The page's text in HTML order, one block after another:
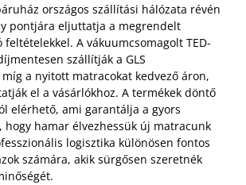
országos szállítási hálózata révén
pontjára eljuttatja a megrendelt
A vákuumcsomagolt TED-
szállítják a GLS
a nyitott matracokat kedvező áron,
el a vásárlókhoz. A termékek döntő
elérhető, ami garantálja a gyors
hogy hamar élvezhessük új matracunk
logisztika különösen fontos
számára, akik sürgősen szeretnék